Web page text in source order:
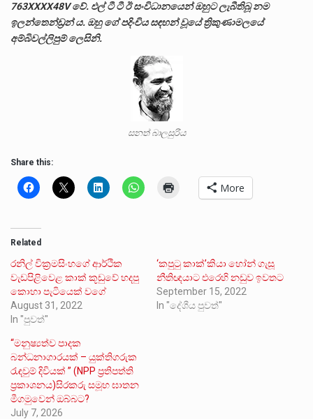
763XXXX48V වේ. එල් ටී ටී ඊ සංවිධානයෙන් ඔහුට ලැබීතිබූ නම
ඉලන්තෙන්ඩ්‍රන් ය. ඔහු ගේ පදිංචිය සඳහන් වූයේ ත්‍රිකුණාමලයේ
අම්බිවල්ලිපුම් ලෙසිනි.
සනත් බාලසුරිය
Share this:
More
Related
රනිල් වික්‍රමසිංහගේ ආර්ථික
වැඩපිළිවෙළ කාක් කූඩුවේ හදපු
කොහා පැටියෙක් වගේ
August 31, 2022
In "පුවත්"
‘කපුටු කාක්’කියා හෝන් ගැසූ
නීතිඥයාට එරෙහි නඩුව ඉවතට
September 15, 2022
In "දේශීය පුවත්"
“මනුෂ්‍යත්ව පාදක
බන්ධනාගාරයක් – යුක්තිගරුක
රැඳවුම් දිවියක් ” (NPP ප්‍රතිපත්ති
ප්‍රකාශනය)සිරකරු සමූහ ඝාතන
මීගමුවෙන් ඔබ්බට?
July 7, 2026